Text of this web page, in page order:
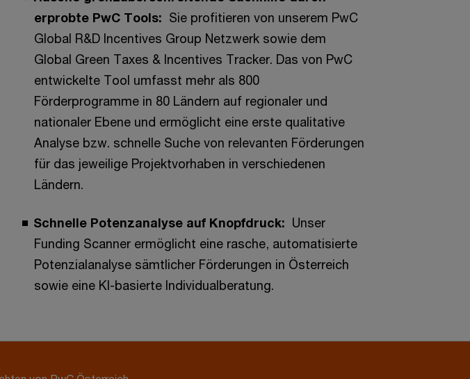
erprobte PwC Tools: Sie profitieren von unserem PwC
Global R&D Incentives Group Netzwerk sowie dem
Global Green Taxes & Incentives Tracker. Das von PwC
entwickelte Tool umfasst mehr als 800
Förderprogramme in 80 Ländern auf regionaler und
nationaler Ebene und ermöglicht eine erste qualitative
Analyse bzw. schnelle Suche von relevanten Förderungen
für das jeweilige Projektvorhaben in verschiedenen
Ländern.
Schnelle Potenzanalyse auf Knopfdruck: Unser
Funding Scanner ermöglicht eine rasche, automatisierte
Potenzialanalyse sämtlicher Förderungen in Österreich
sowie eine KI-basierte Individualberatung.